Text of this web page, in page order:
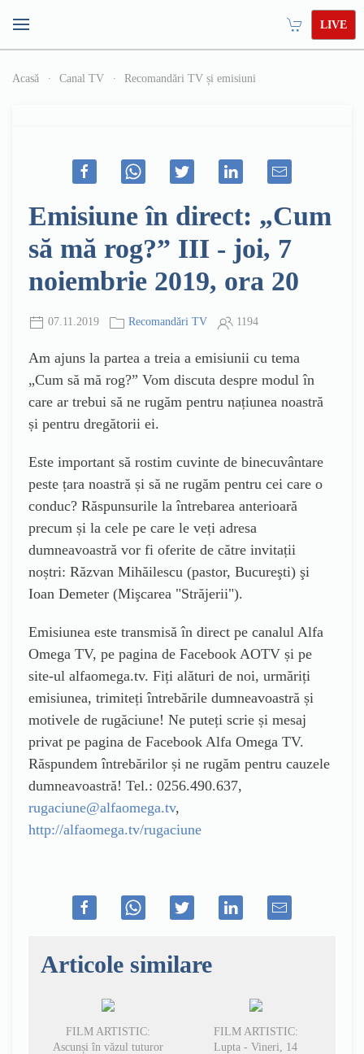
LIVE
Acasă Canal TV Recomandări TV și emisiuni
Emisiune în direct: „Cum
să mă rog?” III - joi, 7
noiembrie 2019, ora 20
07.11.2019 Recomandări TV 1194
Am ajuns la partea a treia a emisiunii cu tema
„Cum să mă rog?” Vom discuta despre modul în
care ar trebui să ne rugăm pentru națiunea noastră
și pentru dregătorii ei.
Este important să rostim cuvinte de binecuvântare
peste țara noastră și să ne rugăm pentru cei care o
conduc? Răspunsurile la întrebarea anterioară
precum și la cele pe care le veți adresa
dumneavoastră vor fi oferite de către invitații
noștri: Răzvan Mihăilescu (pastor, Bucureşti) şi
Ioan Demeter (Mişcarea "Străjerii").
Emisiunea este transmisă în direct pe canalul Alfa
Omega TV, pe pagina de Facebook AOTV și pe
site-ul alfaomega.tv. Fiți alături de noi, urmăriți
emisiunea, trimiteți întrebările dumneavoastră și
motivele de rugăciune! Ne puteți scrie și mesaj
privat pe pagina de Facebook Alfa Omega TV.
Răspundem întrebărilor și ne rugăm pentru cauzele
dumneavoastră! Tel.: 0256.490.637,
rugaciune@alfaomega.tv,
http://alfaomega.tv/rugaciune
Articole similare
FILM ARTISTIC:
Ascunși în văzul tuturor
FILM ARTISTIC:
Lupta - Vineri, 14